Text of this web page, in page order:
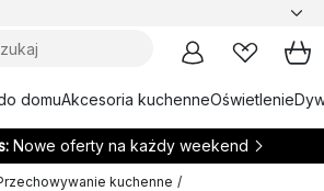
domuAkcesoria kuchenneOświetlenie
Nowe oferty na każdy weekend
kuchenne /